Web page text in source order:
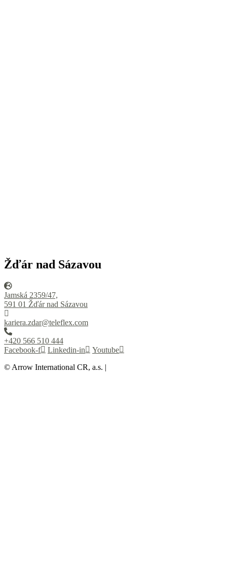
Žďár nad Sázavou
Jamská 2359/47,
591 01 Žďár nad Sázavou
kariera.zdar@teleflex.com
+420 566 510 444
Facebook-f
Linkedin-in
Youtube
© Arrow International CR, a.s. |